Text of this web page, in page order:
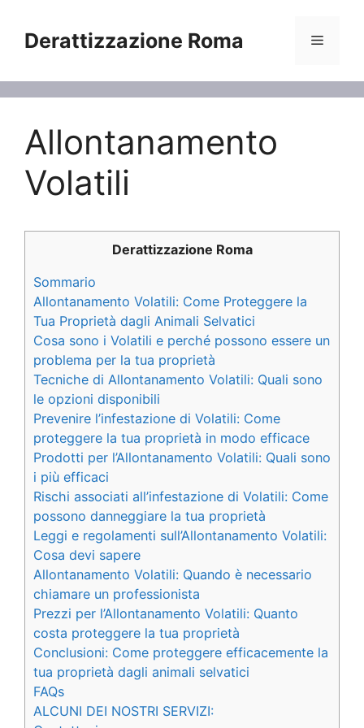
contenuto
Derattizzazione Roma Menu
Allontanamento
Volatili
Derattizzazione Roma
Sommario
Allontanamento Volatili: Come Proteggere la
Tua Proprietà dagli Animali Selvatici
Cosa sono i Volatili e perché possono essere un
problema per la tua proprietà
Tecniche di Allontanamento Volatili: Quali sono
le opzioni disponibili
Prevenire l’infestazione di Volatili: Come
proteggere la tua proprietà in modo efficace
Prodotti per l’Allontanamento Volatili: Quali sono
i più efficaci
Rischi associati all’infestazione di Volatili: Come
possono danneggiare la tua proprietà
Leggi e regolamenti sull’Allontanamento Volatili:
Cosa devi sapere
Allontanamento Volatili: Quando è necessario
chiamare un professionista
Prezzi per l’Allontanamento Volatili: Quanto
costa proteggere la tua proprietà
Conclusioni: Come proteggere efficacemente la
tua proprietà dagli animali selvatici
FAQs
ALCUNI DEI NOSTRI SERVIZI: